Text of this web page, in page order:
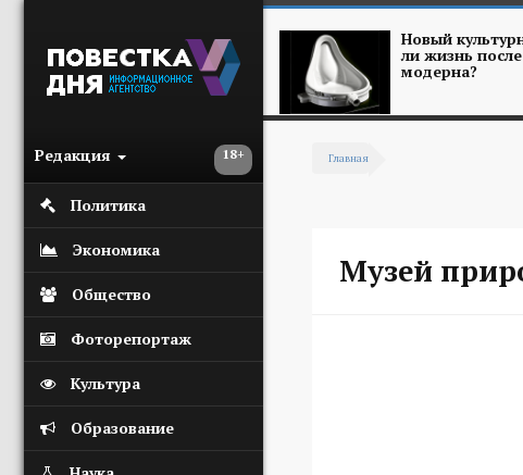
18+
Редакция
Политика
Экономика
Общество
Фоторепортаж
Культура
Образование
Новый
ли жизнь
модерна?
Главная
Музей